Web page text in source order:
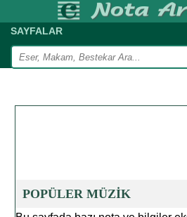
SAYFALAR
POPÜLER MÜZİK